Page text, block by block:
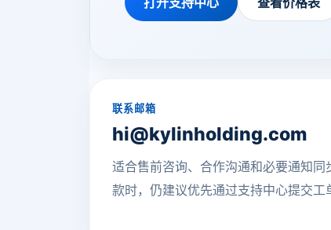
联系邮箱
hi@kylinholding.com
适合售前咨询、合作沟通和必要通知
款时，仍建议优先通过支持中心提交工